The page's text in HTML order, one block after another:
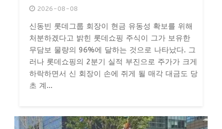
2026-08-08
신동빈 롯데그룹 회장이 현금 유동성 확보를 위해
처분하겠다고 밝힌 롯데쇼핑 주식이 그가 보유한
무담보 물량의 96%에 달하는 것으로 나타났다. 그
러나 롯데쇼핑의 2분기 실적 부진으로 주가가 크게
하락하면서 신 회장이 손에 쥐게 될 매각 대금도 당
초 계...